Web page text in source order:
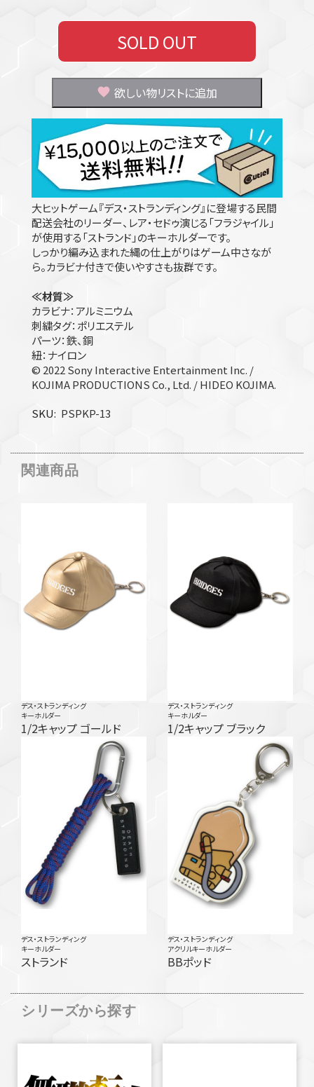
SOLD OUT
欲しい物リストに追加
大ヒットゲーム『デス・ストランディング』に登場する民間
配送会社のリーダー、レア・セドゥ演じる「フラジャイル」
が使用する「ストランド」のキーホルダーです。
しっかり編み込まれた縄の仕上がりはゲーム中さなが
ら。カラビナ付きで使いやすさも抜群です。
≪材質≫
カラビナ：アルミニウム
刺繍タグ：ポリエステル
パーツ：鉄、銅
紐：ナイロン
© 2022 Sony Interactive Entertainment Inc. /
KOJIMA PRODUCTIONS Co., Ltd. / HIDEO KOJIMA.
SKU
PSPKP-13
関連商品
デス・ストランディング
キーホルダー
1/2キャップ ゴールド
デス・ストランディング
キーホルダー
1/2キャップ ブラック
デス・ストランディング
キーホルダー
ストランド
デス・ストランディング
アクリルキーホルダー
BBポッド
シリーズから探す